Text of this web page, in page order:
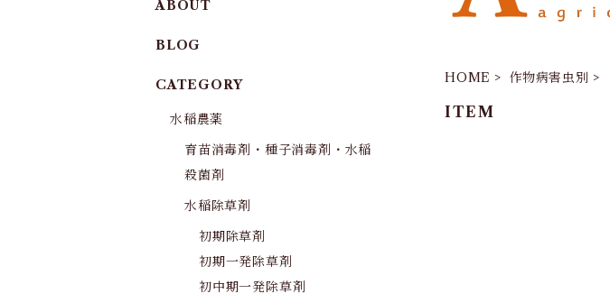
HOME 作物病害虫別
ITEM
ABOUT
BLOG
CATEGORY
水稲農薬
育苗消毒剤・種子消毒剤・水稲
殺菌剤
水稲除草剤
初期除草剤
初期一発除草剤
初中期一発除草剤